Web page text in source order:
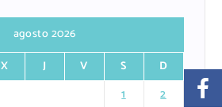
agosto 2026
X J V S
D
1
2